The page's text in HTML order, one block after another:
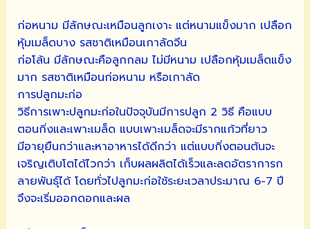
ก่อหนาม มีลักษณะเหมือนลูกเงาะ แต่หนามแข็งมาก เปลือก
หุ้มเมล็ดบาง รสชาติเหมือนเกาลัดจีน
ก่อโล้น มีลักษณะคือลูกกลม ไม่มีหนาม เปลือกหุ้มเมล็ดแข็ง
มาก รสชาติเหมือนก่อหนาม หรือเกาลัด
การปลูกมะก่อ
วิธีการเพาะปลูกมะก่อในปัจจุบันมีการปลูก 2 วิธี คือแบบ
ตอนกิ่งและเพาะเมล็ด แบบเพาะเมล็ดจะมีรากแก้วที่ยาว
มีอายุยืนกว่าและหาอาหารได้ดีกว่า แต่แบบกิ่งตอนต้นจะ
เจริญเติบโตได้ไวกว่า เก็บผลผลิตได้เร็วและลดอัตราการก
ลายพันธุ์ได้ โดยทั่วไปลูกมะก่อใช้ระยะเวลาประมาณ 6-7 ปี
จึงจะเริ่มออกดอกและผล